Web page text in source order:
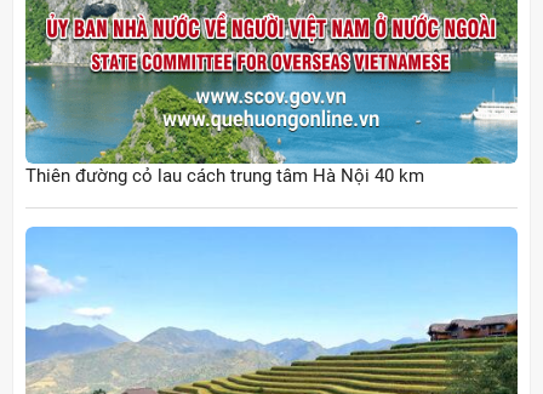
Thiên đường cỏ lau cách trung tâm Hà Nội 40 km